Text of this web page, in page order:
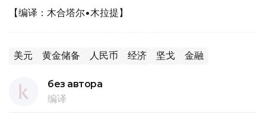
【编译：木合塔尔•木拉提】
美元 黄金储备 人民币 经济 坚戈 金融
без автора
编译